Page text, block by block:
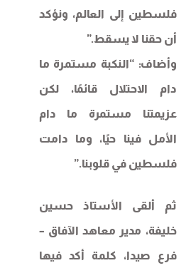
فلسطين إلى العالم، ونؤكد
أن حقنا لا يسقط.”
وأضاف: “النكبة مستمرة ما
دام الاحتلال قائمًا، لكن
عزيمتنا مستمرة ما دام
الأمل فينا حيًا، وما دامت
فلسطين في قلوبنا.”
ثم ألقى الأستاذ حسين
خليفة، مدير معاهد الآفاق –
فرع صيدا، كلمة أكد فيها